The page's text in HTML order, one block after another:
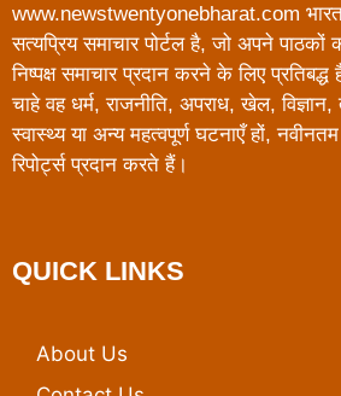
www.newstwentyonebharat.com
सत्यप्रिय समाचार पोर्टल है, जो अपने
निष्पक्ष समाचार प्रदान करने के लिए
चाहे वह धर्म, राजनीति, अपराध, खेल,
स्वास्थ्य या अन्य महत्वपूर्ण घटनाएँ हों,
रिपोर्ट्स प्रदान करते हैं।
QUICK LINKS
About Us